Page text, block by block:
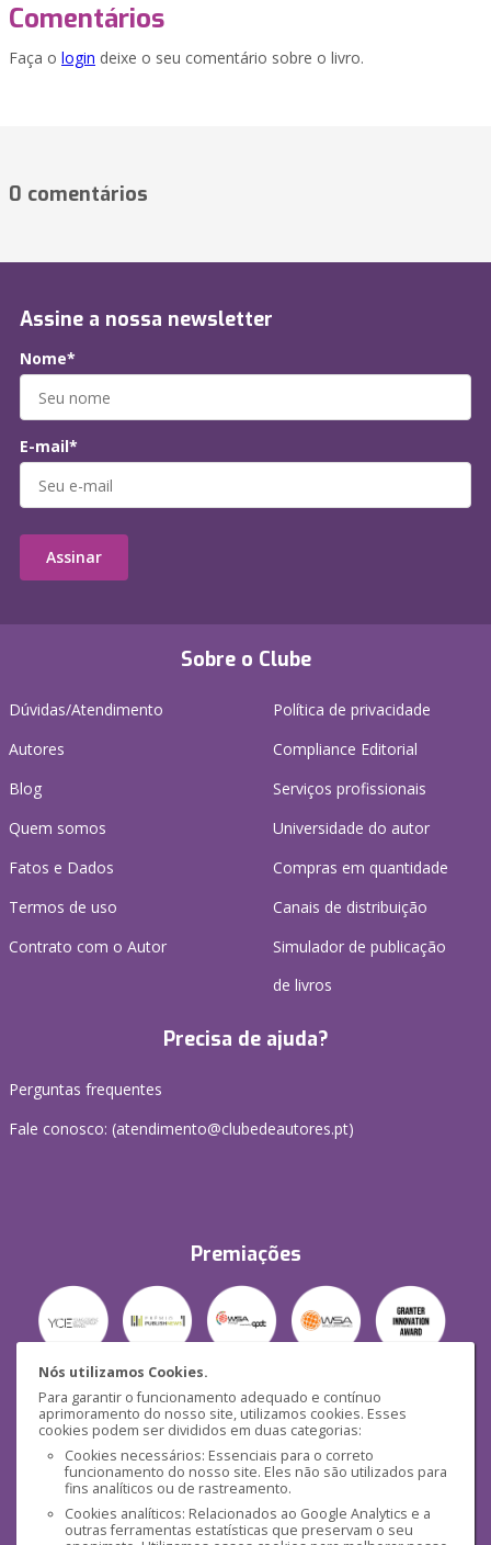
Nós utilizamos Cookies.
Para garantir o funcionamento adequado e contínuo
aprimoramento do nosso site, utilizamos cookies. Esses
cookies podem ser divididos em duas categorias:
Cookies necessários: Essenciais para o correto
funcionamento do nosso site. Eles não são utilizados para
fins analíticos ou de rastreamento.
Cookies analíticos: Relacionados ao Google Analytics e a
outras ferramentas estatísticas que preservam o seu
Comentários
Faça o login deixe o seu comentário sobre o livro.
0 comentários
Sobre o Clube
Dúvidas/Atendimento
Autores
Blog
Quem somos
Fatos e Dados
Termos de uso
Contrato com o Autor
Política de privacidade
Compliance Editorial
Serviços profissionais
Universidade do autor
Compras em quantidade
Canais de distribuição
Simulador de publicação
de livros
Precisa de ajuda?
Perguntas frequentes
Fale conosco: (atendimento@clubedeautores.pt)
Premiações
Segurança
Assine a nossa newsletter
Nome*
E-mail*
Assinar